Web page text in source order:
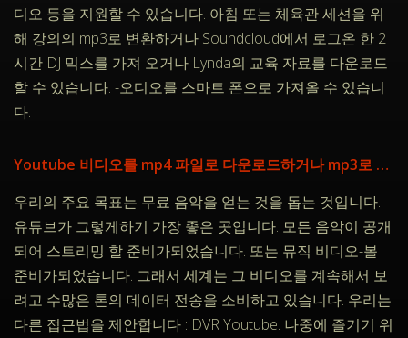
디오 등을 지원할 수 있습니다. 아침 또는 체육관 세션을 위
해 강의의 mp3로 변환하거나 Soundcloud에서 로그온 한 2
시간 DJ 믹스를 가져 오거나 Lynda의 교육 자료를 다운로드
할 수 있습니다. -오디오를 스마트 폰으로 가져올 수 있습니
다.
Youtube 비디오를 mp4 파일로 다운로드하거나 mp3로 변환
우리의 주요 목표는 무료 음악을 얻는 것을 돕는 것입니다.
유튜브가 그렇게하기 가장 좋은 곳입니다. 모든 음악이 공개
되어 스트리밍 할 준비가되었습니다. 또는 뮤직 비디오-볼
준비가되었습니다. 그래서 세계는 그 비디오를 계속해서 보
려고 수많은 톤의 데이터 전송을 소비하고 있습니다. 우리는
다른 접근법을 제안합니다 : DVR Youtube. 나중에 즐기기 위